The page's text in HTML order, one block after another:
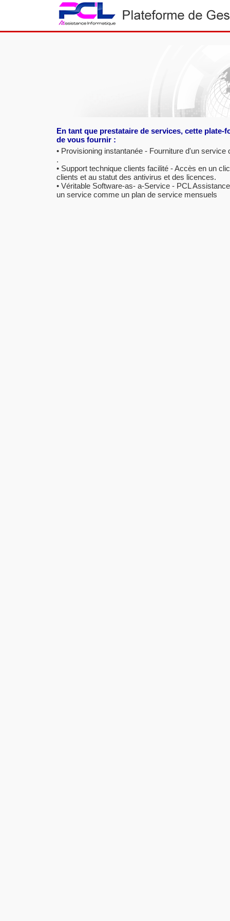
En tant que prestataire de services, cette plate-
de vous fournir :
• Provisioning instantanée - Fourniture d'un service
.
• Support technique clients facilité - Accès en un
clients et au statut des antivirus et des licences.
• Véritable Software-as- a-Service - PCL
un service comme un plan de service mensuels